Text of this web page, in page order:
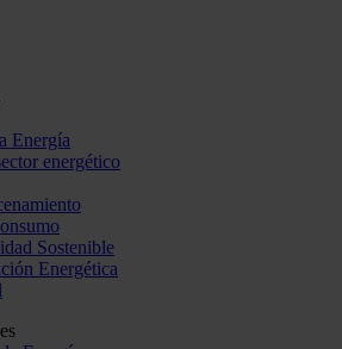
Energía
energético
Sostenible
Energética